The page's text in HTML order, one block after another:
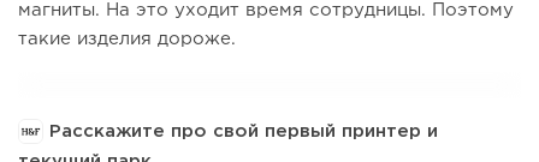
магниты. На это уходит время сотрудницы. Поэтому
такие изделия дороже.
Расскажите про свой первый принтер и